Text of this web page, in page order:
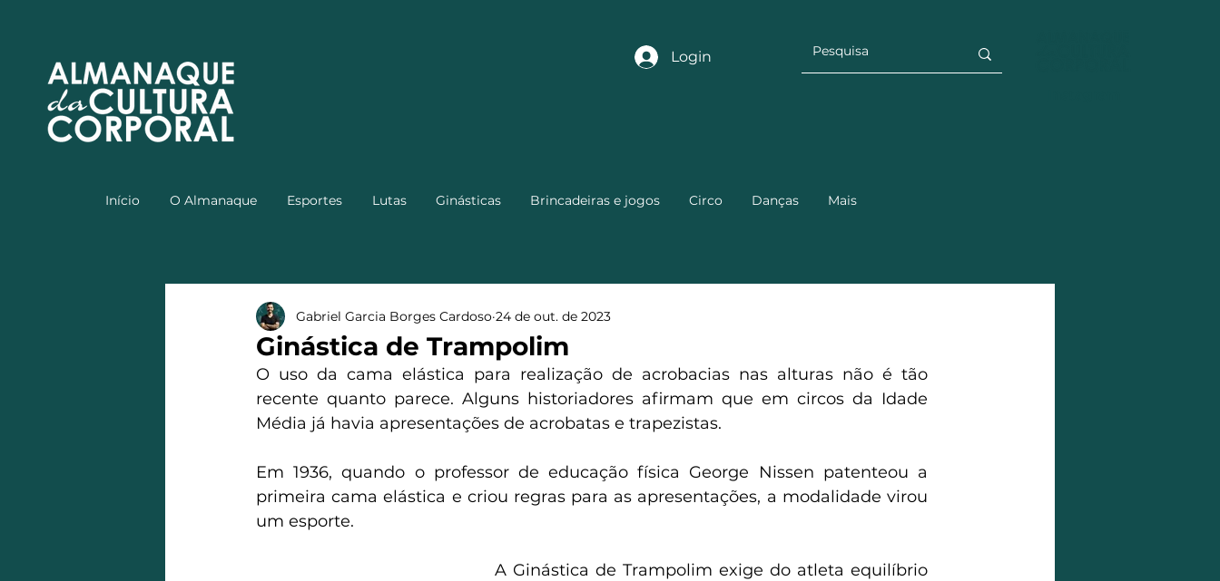
Login
Início O Almanaque Esportes Lutas Ginásticas Brincadeiras e jogos Circo Danças Mais
Ginástica de Trampolim
Gabriel Garcia Borges Cardoso 24 de out. de 2023
O uso da cama elástica para realização de acrobacias nas alturas não é tão
recente quanto parece. Alguns historiadores afirmam que em circos da Idade
Média já havia apresentações de acrobatas e trapezistas.
Em 1936, quando o professor de educação física George Nissen patenteou a
primeira cama elástica e criou regras para as apresentações, a modalidade virou
um esporte.
A Ginástica de Trampolim exige do atleta equilíbrio